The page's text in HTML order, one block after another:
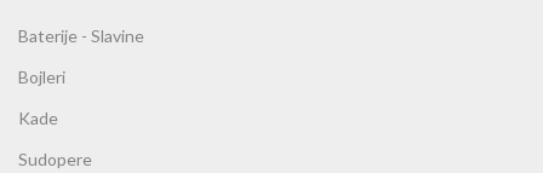
Baterije - Slavine
Bojleri
Kade
Sudopere